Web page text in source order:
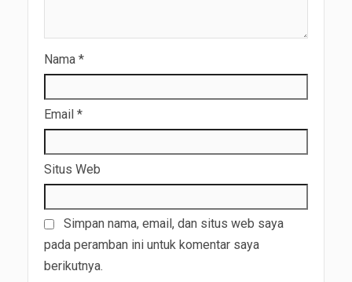
Nama *
Email *
Situs Web
Simpan nama, email, dan situs web saya
pada peramban ini untuk komentar saya
berikutnya.